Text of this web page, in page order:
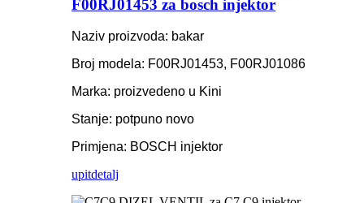
F00RJ01453 za bosch injektor
Naziv proizvoda: bakar
Broj modela: F00RJ01453, F00RJ01086
Marka: proizvedeno u Kini
Stanje: potpuno novo
Primjena: BOSCH injektor
upitdetalj